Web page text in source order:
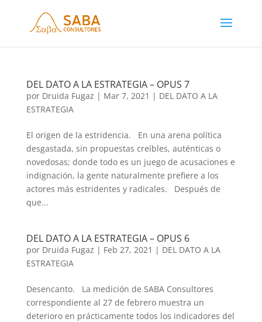
DEL DATO A LA ESTRATEGIA – OPUS 7
por Druida Fugaz | Mar 7, 2021 | DEL DATO A LA
ESTRATEGIA
El origen de la estridencia. En una arena política
desgastada, sin propuestas creíbles, auténticas o
novedosas; donde todo es un juego de acusaciones e
indignación, la gente naturalmente prefiere a los
actores más estridentes y radicales. Después de
que...
DEL DATO A LA ESTRATEGIA – OPUS 6
por Druida Fugaz | Feb 27, 2021 | DEL DATO A LA
ESTRATEGIA
Desencanto. La medición de SABA Consultores
correspondiente al 27 de febrero muestra un
deterioro en prácticamente todos los indicadores del